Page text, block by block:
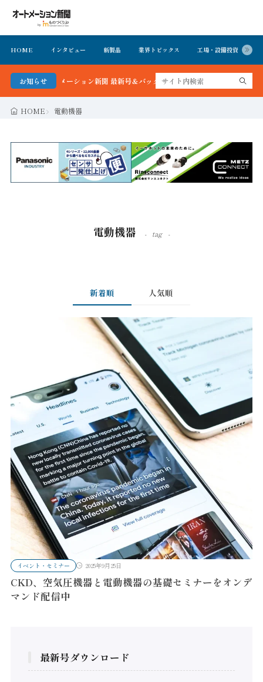
HOME インタビュー 新製品 業界トピックス 工場・設備投資
お知らせ
！オートメーション新聞 最新号＆バックナンバーを無料で公開中 詳細はこちら
HOME 電動機器
電動機器 tag
新着順 人気順
イベント・セミナー 2025年9月25日
CKD、空気圧機器と電動機器の基礎セミナーをオンデ
マンド配信中
最新号ダウンロード